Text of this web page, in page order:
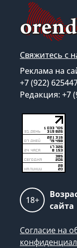
Свяжитесь с
Реклама на
+7 (922)
Редакция: +7
18+
сайта
Согласие на